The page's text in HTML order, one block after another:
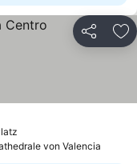
Teilen
von Valencia